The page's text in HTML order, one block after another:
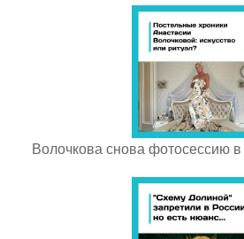
Волочкова снова фотосессию в